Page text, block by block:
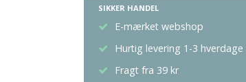
SIKKER HANDEL
E-mærket webshop
Hurtig levering 1-3 hverdage
Fragt fra 39 kr